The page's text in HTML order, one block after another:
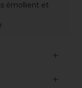
émollient et